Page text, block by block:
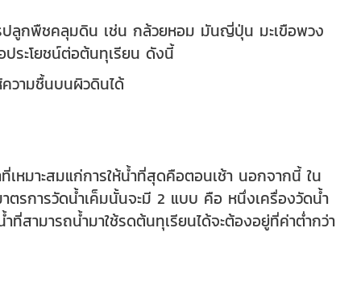
ปลูกพืชคลุมดิน เช่น กล้วยหอม มันญี่ปุ่น มะเขือพวง
ประโยชน์ต่อต้นทุเรียน ดังนี้
วามชื้นบนผิวดินได้
เหมาะสมแก่การให้น้ำที่สุดคือตอนเช้า นอกจากนี้ ใน
ตรการวัดน้ำเค็มนั้นจะมี 2 แบบ คือ หนึ่งเครื่องวัดน้ำ
ามารถน้ำมาใช้รดต้นทุเรียนได้จะต้องอยู่ที่ค่าต่ำกว่า